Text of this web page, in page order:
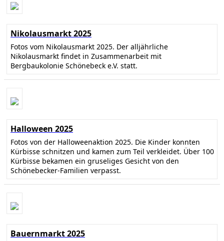
Nikolausmarkt 2025
Fotos vom Nikolausmarkt 2025. Der alljährliche
Nikolausmarkt findet in Zusammenarbeit mit
Bergbaukolonie Schönebeck e.V. statt.
Halloween 2025
Fotos von der Halloweenaktion 2025. Die Kinder konnten
Kürbisse schnitzen und kamen zum Teil verkleidet. Über 100
Kürbisse bekamen ein gruseliges Gesicht von den
Schönebecker-Familien verpasst.
Bauernmarkt 2025